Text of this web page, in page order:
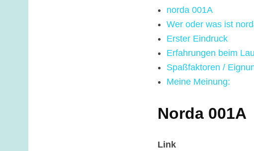
norda 001A
Wer oder was ist
Erster Eindruck
Erfahrungen beim
Spaßfaktoren /
Meine Meinung:
Norda 001A
Link